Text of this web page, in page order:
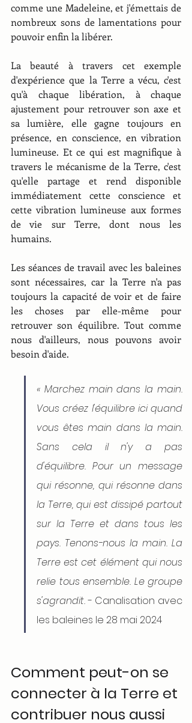
comme une Madeleine, et j'émettais de
nombreux sons de lamentations pour
pouvoir enfin la libérer.
La beauté à travers cet exemple
d'expérience que la Terre a vécu, c'est
qu'à chaque libération, à chaque
ajustement pour retrouver son axe et
sa lumière, elle gagne toujours en
présence, en conscience, en vibration
lumineuse. Et ce qui est magnifique à
travers le mécanisme de la Terre, c'est
qu'elle partage et rend disponible
immédiatement cette conscience et
cette vibration lumineuse aux formes
de vie sur Terre, dont nous les
humains.
Les séances de travail avec les baleines
sont nécessaires, car la Terre n'a pas
toujours la capacité de voir et de faire
les choses par elle-même pour
retrouver son équilibre. Tout comme
nous d'ailleurs, nous pouvons avoir
besoin d'aide.
« Marchez main dans la main.
Vous créez l'équilibre ici quand
vous êtes main dans la main.
Sans cela il n'y a pas
d'équilibre. Pour un message
qui résonne, qui résonne dans
la Terre, qui est dissipé partout
sur la Terre et dans tous les
pays. Tenons-nous la main. La
Terre est cet élément qui nous
relie tous ensemble. Le groupe
s'agrandit. - Canalisation avec
les baleines le 28 mai 2024
Comment peut-on se
connecter à la Terre et
contribuer nous aussi